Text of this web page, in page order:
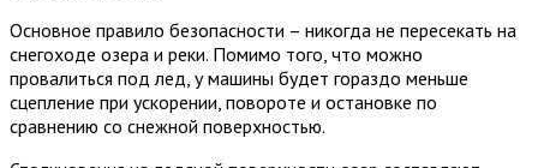
Основное правило безопасности – никогда не пересекать на
снегоходе озера и реки. Помимо того, что можно
провалиться под лед, у машины будет гораздо меньше
сцепление при ускорении, повороте и остановке по
сравнению со снежной поверхностью.